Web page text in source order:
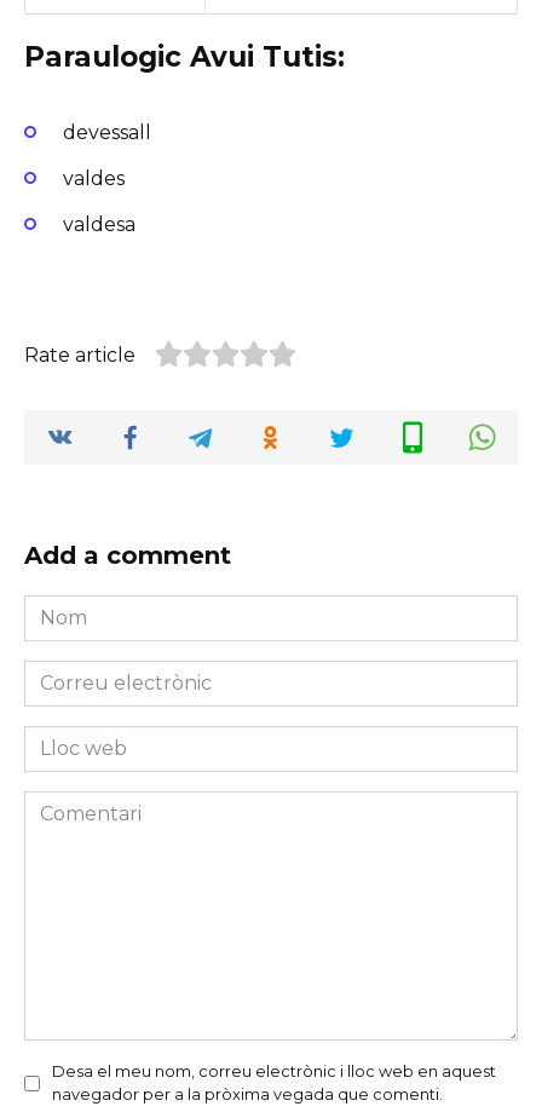
Paraulogic Avui Tutis:
devessall
valdes
valdesa
Rate article
Add a comment
Nom
*
Correu
electrònic
*Lloc
web
Comentari
Desa el meu nom, correu electrònic i lloc web en aquest
navegador per a la pròxima vegada que comenti.